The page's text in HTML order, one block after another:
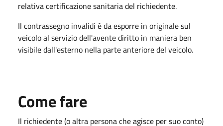
relativa certificazione sanitaria del richiedente.
Il contrassegno invalidi è da esporre in originale sul
veicolo al servizio dell'avente diritto in maniera ben
visibile dall'esterno nella parte anteriore del veicolo.
Come fare
Il richiedente (o altra persona che agisce per suo conto)